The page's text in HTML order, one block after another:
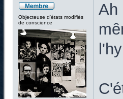
Objecteuse d'états modifiés
de conscience
Ah